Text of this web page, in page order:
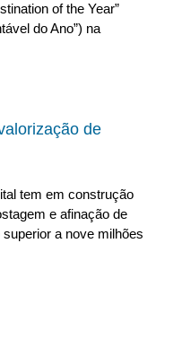
of the Year”
do Ano”) na
de
tem em construção
e afinação de
a nove milhões